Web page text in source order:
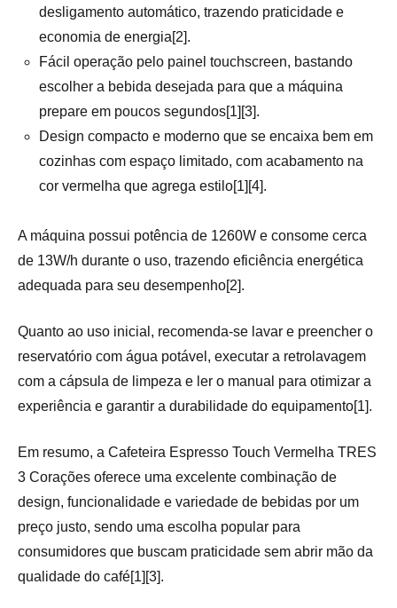
desligamento automático, trazendo praticidade e
economia de energia[2].
Fácil operação pelo painel touchscreen, bastando
escolher a bebida desejada para que a máquina
prepare em poucos segundos[1][3].
Design compacto e moderno que se encaixa bem em
cozinhas com espaço limitado, com acabamento na
cor vermelha que agrega estilo[1][4].
A máquina possui potência de 1260W e consome cerca
de 13W/h durante o uso, trazendo eficiência energética
adequada para seu desempenho[2].
Quanto ao uso inicial, recomenda-se lavar e preencher o
reservatório com água potável, executar a retrolavagem
com a cápsula de limpeza e ler o manual para otimizar a
experiência e garantir a durabilidade do equipamento[1].
Em resumo, a Cafeteira Espresso Touch Vermelha TRES
3 Corações oferece uma excelente combinação de
design, funcionalidade e variedade de bebidas por um
preço justo, sendo uma escolha popular para
consumidores que buscam praticidade sem abrir mão da
qualidade do café[1][3].